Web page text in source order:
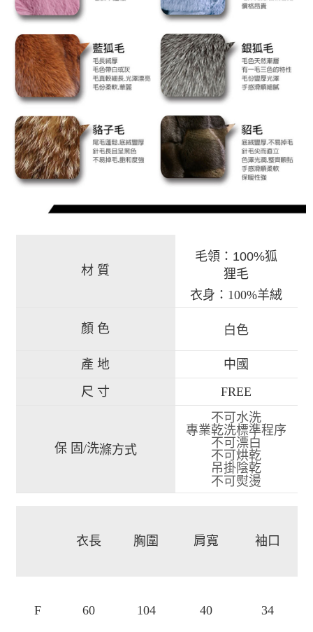
材 質
毛領：100%狐
狸毛
衣身：100%羊絨
顏 色 白色
產 地
中國
尺 寸
FREE
保 固/洗滌方式
不可水洗
專業乾洗標準程序
不可漂白
不可烘乾
吊掛陰乾
不可熨燙
衣長 胸圍 肩寬 袖口
F 60 104 40 34